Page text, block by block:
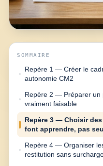
SOMMAIRE
Repère 1 — Créer le
autonomie CM2
Repère 2 — Préparer un
vraiment faisable
Repère 3 — Choisir
font apprendre, pas
Repère 4 — Organiser
restitution sans